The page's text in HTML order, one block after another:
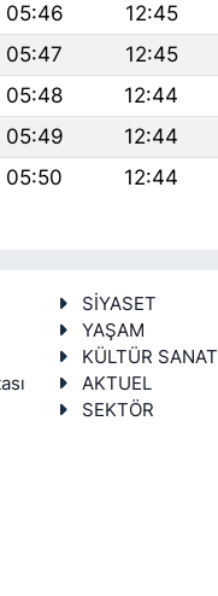
05:46 12:45
05:47 12:45
05:48 12:44
05:49 12:44
05:50 12:44
SİYASET
YAŞAM
KÜLTÜR SANAT
AKTUEL
SEKTÖR